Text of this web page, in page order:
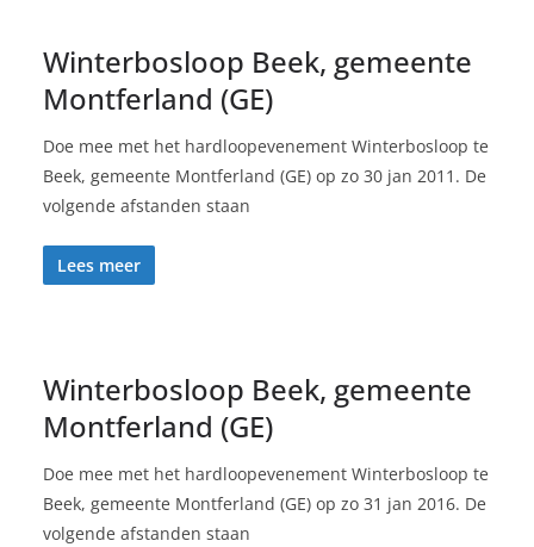
Winterbosloop Beek, gemeente
Montferland (GE)
Doe mee met het hardloopevenement Winterbosloop te
Beek, gemeente Montferland (GE) op zo 30 jan 2011. De
volgende afstanden staan
Lees meer
Winterbosloop Beek, gemeente
Montferland (GE)
Doe mee met het hardloopevenement Winterbosloop te
Beek, gemeente Montferland (GE) op zo 31 jan 2016. De
volgende afstanden staan